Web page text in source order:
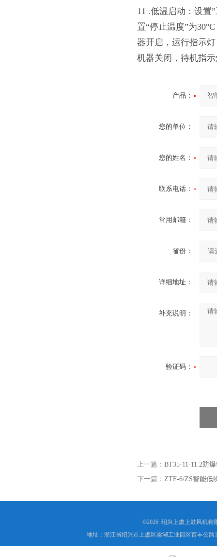
11 .低温启动：设置
置“停止温度”为
器开启，运行指示
机器关闭，待机指
产品：
您的单位：
您的姓名：
联系电话：
常用邮箱：
省份：
详细地址：
补充说明：
验证码：
上一篇： BT35-11-11.2防
下一篇： ZTF-6/ZS智能低
©2026 绍兴上虞上鼓风机有
地址：浙江省绍兴市上虞区梁湖工业园区百丰公路